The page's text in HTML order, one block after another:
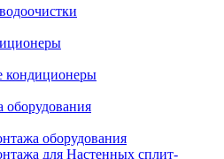
кондиционеры
оборудования
оборудования
для Настенных сплит-